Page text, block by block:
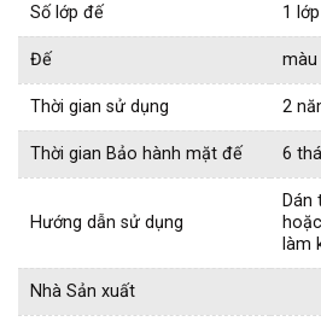
Số lớp đế 1
Đế màu
Thời gian sử dụng 2
Thời gian Bảo hành mặt đế 6
Hướng dẫn sử dụng
Dán
làm
Nhà Sản xuất